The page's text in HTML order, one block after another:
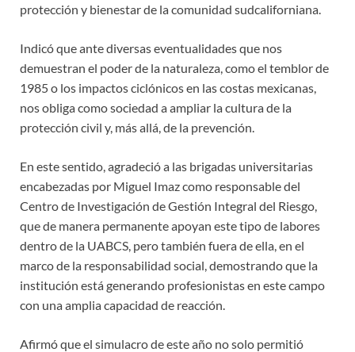
protección y bienestar de la comunidad sudcaliforniana.
Indicó que ante diversas eventualidades que nos
demuestran el poder de la naturaleza, como el temblor de
1985 o los impactos ciclónicos en las costas mexicanas,
nos obliga como sociedad a ampliar la cultura de la
protección civil y, más allá, de la prevención.
En este sentido, agradeció a las brigadas universitarias
encabezadas por Miguel Imaz como responsable del
Centro de Investigación de Gestión Integral del Riesgo,
que de manera permanente apoyan este tipo de labores
dentro de la UABCS, pero también fuera de ella, en el
marco de la responsabilidad social, demostrando que la
institución está generando profesionistas en este campo
con una amplia capacidad de reacción.
Afirmó que el simulacro de este año no solo permitió